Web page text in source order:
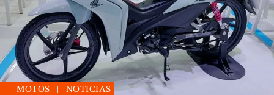
MOTOS NOTICIAS